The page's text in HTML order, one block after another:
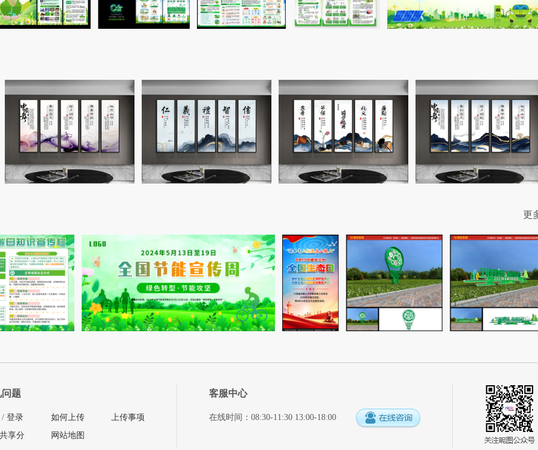
更
题
/ 登录
享分
如何上传
网站地图
上传事项
客服中心
在线时间：08:30-11:30 13:00-18:00